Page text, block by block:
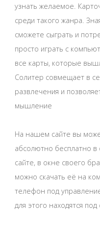
узнать желаемое.
среди такого жанра.
сможете сыграть и
просто играть с
все карты, которые
Солитер совмещает в
развлечения и
мышление
На нашем сайте вы
абсолютно бесплатно
сайте, в окне своего
можно скачать её на
телефон под
для этого находятся под